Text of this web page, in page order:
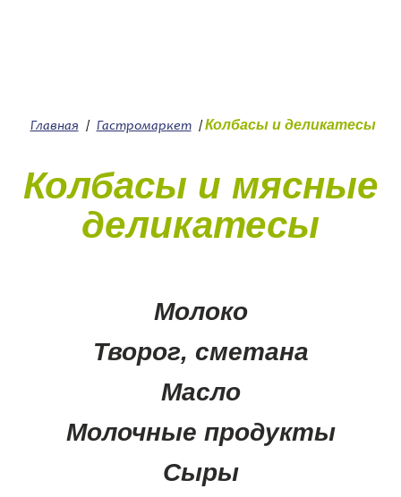
Главная / Гастромаркет /Колбасы и деликатесы
Колбасы и мясные
деликатесы
Молоко
Творог, сметана
Масло
Молочные продукты
Сыры